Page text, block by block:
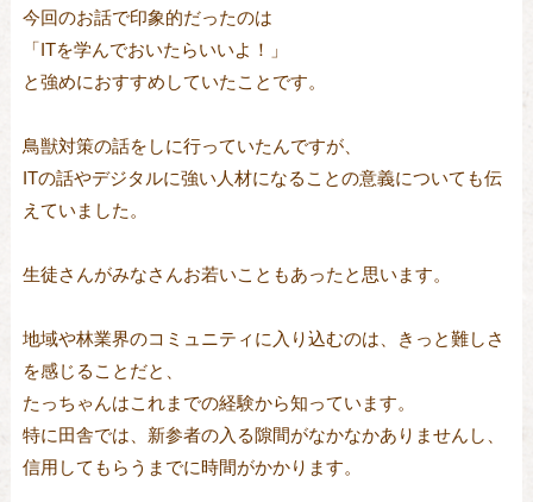
今回のお話で印象的だったのは
「ITを学んでおいたらいいよ！」
と強めにおすすめしていたことです。
鳥獣対策の話をしに行っていたんですが、
ITの話やデジタルに強い人材になることの意義についても伝
えていました。
生徒さんがみなさんお若いこともあったと思います。
地域や林業界のコミュニティに入り込むのは、きっと難しさ
を感じることだと、
たっちゃんはこれまでの経験から知っています。
特に田舎では、新参者の入る隙間がなかなかありませんし、
信用してもらうまでに時間がかかります。